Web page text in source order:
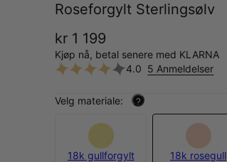
Roseforgylt Sterlingsølv
kr 1 199
Kjøp nå, betal senere med KLARNA
4.0 5 Anmeldelser
Velg materiale: ?
18k gullforgylt
18k rosegull